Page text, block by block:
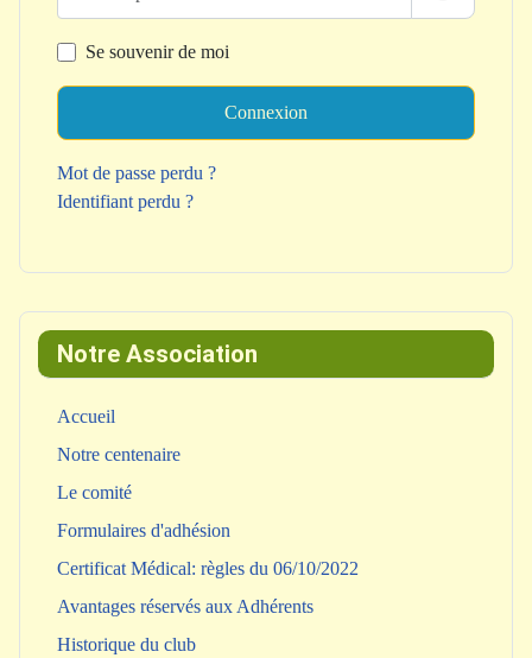
Notre Association
Accueil
Notre centenaire
Le comité
Formulaires d'adhésion
Certificat Médical: règles du 06/10/2022
Avantages réservés aux Adhérents
Historique du club
Afficher le
Se souvenir de moi
Connexion
Mot de passe perdu ?
Identifiant perdu ?